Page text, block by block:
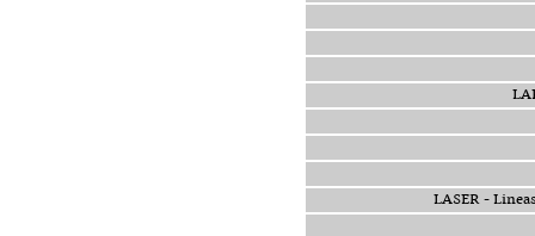
LASER -